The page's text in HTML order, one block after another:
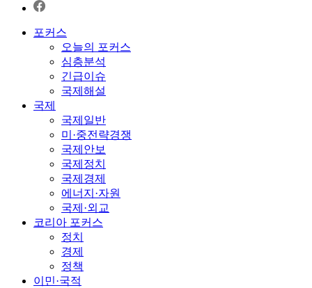
포커스
오늘의 포커스
심층분석
긴급이슈
국제해설
국제
국제일반
미·중전략경쟁
국제안보
국제정치
국제경제
에너지·자원
국제·외교
코리아 포커스
정치
경제
정책
이민·국적